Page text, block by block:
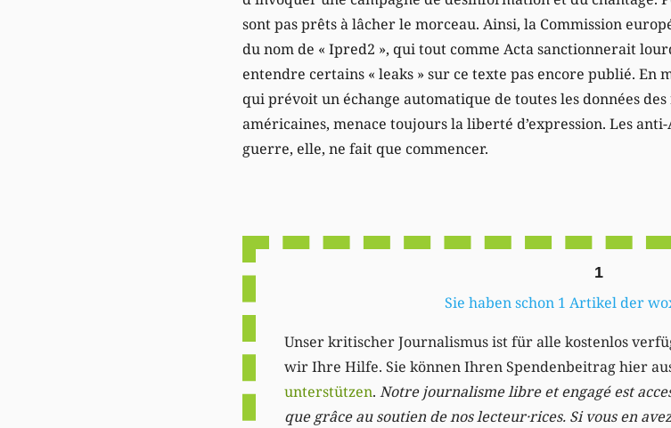
sont pas prêts à lâcher le morceau. Ainsi, la Commission
du nom de « Ipred2 », qui tout comme Acta sanctionnerait
entendre certains « leaks » sur ce texte pas encore publié. En
qui prévoit un échange automatique de toutes les données
américaines, menace toujours la liberté d’expression. Les
guerre, elle, ne fait que commencer.
1
Sie haben schon 1 Artikel der
Unser kritischer Journalismus ist für alle kostenlos
wir Ihre Hilfe. Sie können Ihren Spendenbeitrag hier
unterstützen. Notre journalisme libre et engagé est
que grâce au soutien de nos lecteur·rices. Si vous en